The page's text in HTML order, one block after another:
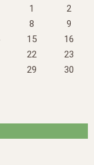
1
2
8
9
15
16
22
23
29
30